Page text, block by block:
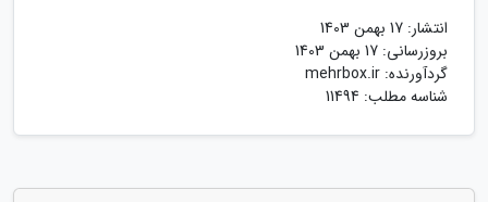
انتشار: 17 بهمن 1403
بروزرسانی: 17 بهمن 1403
گردآورنده: mehrbox.ir
شناسه مطلب: 11494